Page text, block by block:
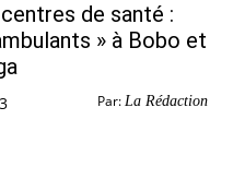
de santé :
» à Bobo et
Par: La Rédaction